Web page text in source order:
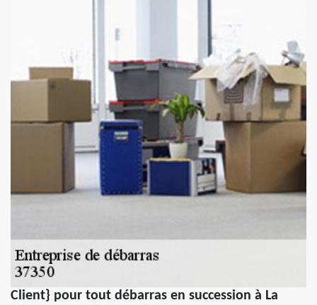
Client} pour tout débarras en succession à La